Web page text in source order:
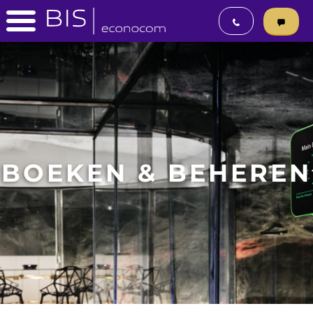
BOEKEN & BEHEREN